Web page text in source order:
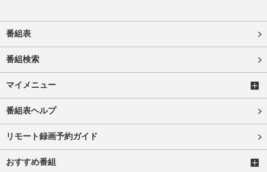
番組表
番組検索
マイメニュー
番組表ヘルプ
リモート録画予約ガイド
おすすめ番組